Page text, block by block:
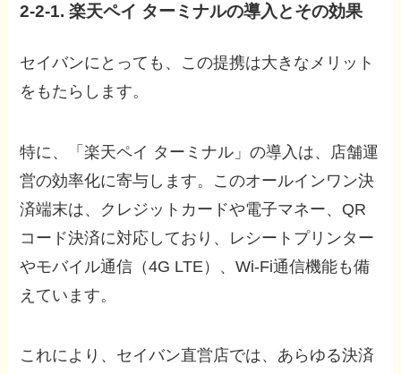
2-2-1. 楽天ペイ ターミナルの導入とその効果
セイバンにとっても、この提携は大きなメリット
をもたらします。
特に、「楽天ペイ ターミナル」の導入は、店舗運
営の効率化に寄与します。このオールインワン決
済端末は、クレジットカードや電子マネー、QR
コード決済に対応しており、レシートプリンター
やモバイル通信（4G LTE）、Wi-Fi通信機能も備
えています。
これにより、セイバン直営店では、あらゆる決済